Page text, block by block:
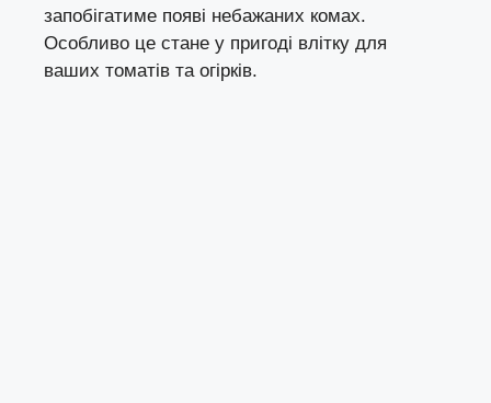
запобігатиме появі небажаних комах.
Особливо це стане у пригоді влітку для
ваших томатів та огірків.